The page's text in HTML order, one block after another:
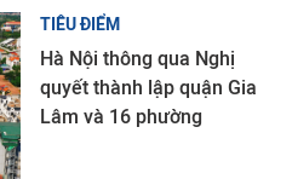
TIÊU ĐIỂM
Hà Nội thông qua Nghị
quyết thành lập quận Gia
Lâm và 16 phường